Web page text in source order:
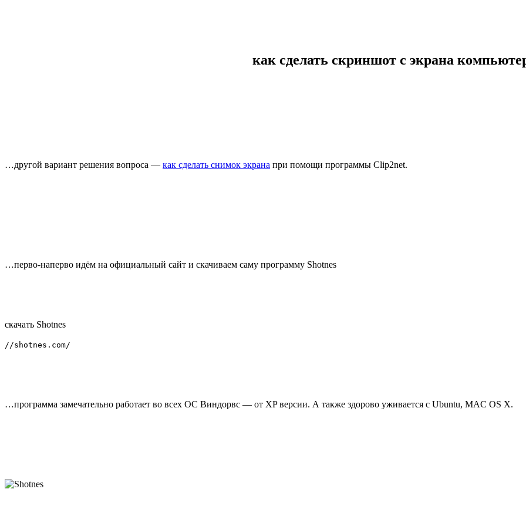
как сделать скриншот с экрана
…другой вариант решения вопроса — как сделать снимок экрана при помощи программы Clip2net.
…перво-наперво идём на официальный сайт и скачиваем саму программу Shotnes
скачать Shotnes
//shotnes.com/
…программа замечательно работает во всех ОС Виндорвс — от XP версии. А также здорово уживается с Ubuntu, MAC OS X.